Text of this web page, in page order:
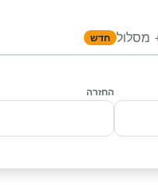
מסלול חדש
החזרה